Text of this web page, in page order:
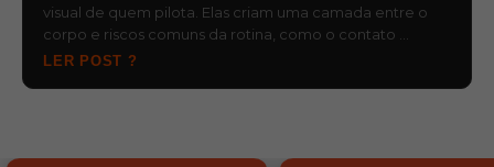
visual de quem pilota. Elas criam uma camada entre o
corpo e riscos comuns da rotina, como o contato …
LER POST ?